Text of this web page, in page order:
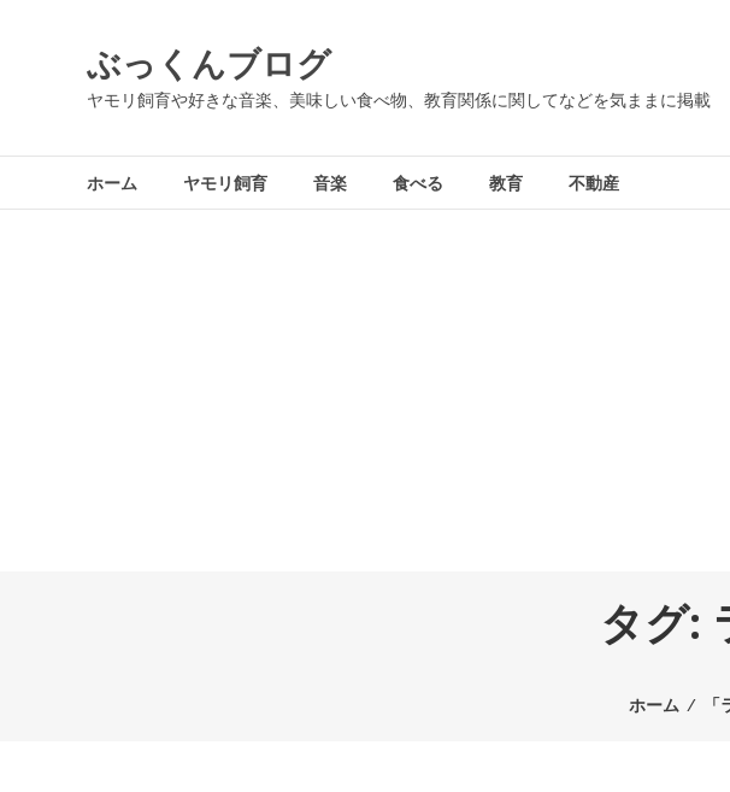
へ
キ
ぶっくんブログ
ヤモリ飼育や好きな音楽、美味しい食べ物、教育関係に関してなどを気ままに掲載
ホーム ヤモリ飼育 音楽 食べる 教育 不動産
タグ:
ホーム ⁄